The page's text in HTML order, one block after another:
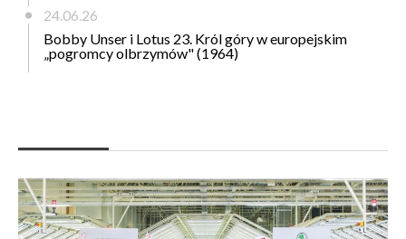
24.06.26
Bobby Unser i Lotus 23. Król góry w europejskim
„pogromcy olbrzymów" (1964)